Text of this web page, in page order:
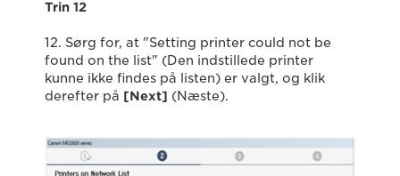
Trin 12
12. Sørg for, at "Setting printer could not be
found on the list" (Den indstillede printer
kunne ikke findes på listen) er valgt, og klik
derefter på [Next] (Næste).